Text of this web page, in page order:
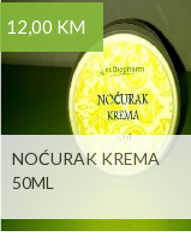
12,00 KM
NOĆURAK KREMA
50ML